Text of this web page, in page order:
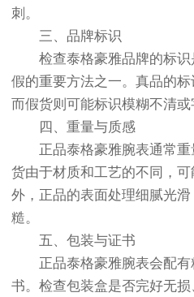
刺。
三、品牌标识
检查泰格豪雅品牌的标识
假的重要方法之一。真品的标
而假货则可能标识模糊不清或
四、重量与质感
正品泰格豪雅腕表通常重
货由于材质和工艺的不同，
外，正品的表面处理细腻光
糙。
五、包装与证书
正品泰格豪雅腕表会配有
书。检查包装盒是否完好无